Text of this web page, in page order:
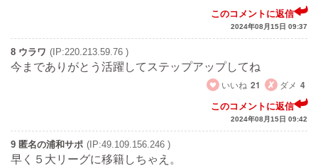
このコメントに返信
2024年08月15日 09:37
8 ウラワ (IP:220.213.59.76 )
今までありがとう活躍してステップアップしてね
いいね 21 ダメ 4
このコメントに返信
2024年08月15日 09:42
9 匿名の浦和サポ (IP:49.109.156.246 )
早く５大リーグに移籍しちゃえ。